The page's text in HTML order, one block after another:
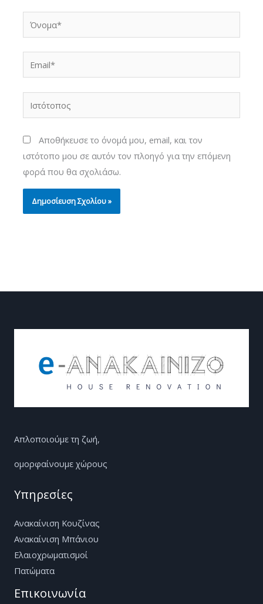
Ιστότοπος
Αποθήκευσε το όνομά μου, email, και τον
ιστότοπο μου σε αυτόν τον πλοηγό για την επόμενη
φορά που θα σχολιάσω.
Απλοποιούμε τη ζωή,
ομορφαίνουμε χώρους
Υπηρεσίες
Ανακαίνιση Κουζίνας
Ανακαίνιση Μπάνιου
Ελαιοχρωματισμοί
Πατώματα
Επικοινωνία